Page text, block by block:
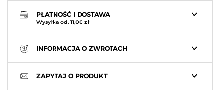
keyboard_arrow_down
PŁATNOŚĆ I DOSTAWA
Wysyłka od: 11,00 zł
keyboard_arrow_down
INFORMACJA O ZWROTACH
keyboard_arrow_down
ZAPYTAJ O PRODUKT